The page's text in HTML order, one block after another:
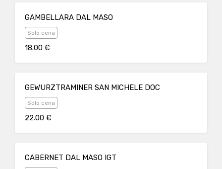
GAMBELLARA DAL MASO
Solo cena
18.00 €
GEWURZTRAMINER SAN MICHELE DOC
Solo cena
22.00 €
CABERNET DAL MASO IGT